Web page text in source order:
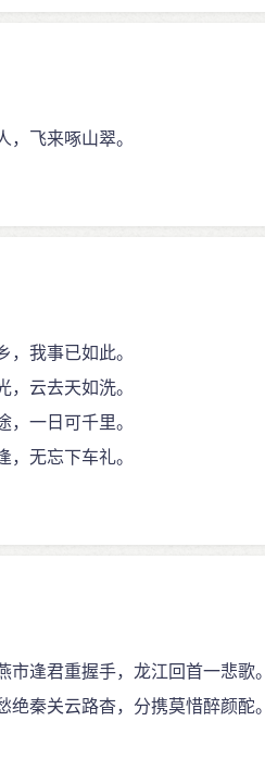
飞来啄山翠。
我事已如此。
云去天如洗。
一日可千里。
无忘下车礼。
逢君重握手，龙江回首一悲歌。
秦关云路杳，分携莫惜醉颜酡。